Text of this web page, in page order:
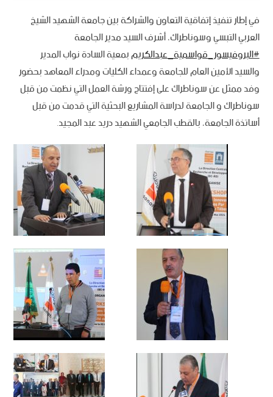
في إطار تنفيذ إتفاقية التعاون والشراكة بين جامعة الشهيد الشيخ
العربي التبسي وسوناطراك، أشرف السيد مدير الجامعة
#البروفيسور_قواسمية_عبدالكريمبمعية السادة نواب المدير
والسيد الأمين العام للجامعة وعمداء الكليات ومدراء المعاهد بحضور
وفد ممثل عن سوناطراك على إفتتاح ورشة العمل التي نظمت من قبل
سوناطراك و الجامعة لدراسة المشاريع البحثية التي قدمت من قبل
أساتذة الجامعة، بالقطب الجامعي الشهيد دريد عبد المجيد.